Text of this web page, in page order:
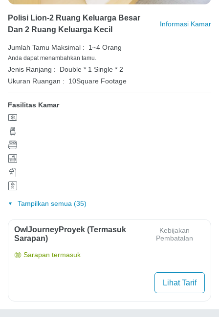
Polisi Lion-2 Ruang Keluarga Besar
Dan 2 Ruang Keluarga Kecil
Informasi Kamar
Jumlah Tamu Maksimal : 1~4 Orang
Anda dapat menambahkan tamu.
Jenis Ranjang : Double * 1 Single * 2
Ukuran Ruangan :
10Square Footage
Fasilitas Kamar
Tampilkan semua (35)
OwlJourneyProyek (Termasuk
Sarapan)
Kebijakan
Pembatalan
Sarapan termasuk
Lihat Tarif